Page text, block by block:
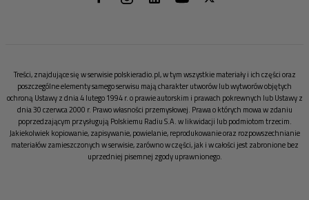
Treści, znajdujące się w serwisie polskieradio.pl, w tym wszystkie materiały i ich części oraz
poszczególne elementy samego serwisu mają charakter utworów lub wytworów objętych
ochroną Ustawy z dnia 4 lutego 1994 r. o prawie autorskim i prawach pokrewnych lub Ustawy z
dnia 30 czerwca 2000 r. Prawo własności przemysłowej. Prawa o których mowa w zdaniu
poprzedzającym przysługują Polskiemu Radiu S.A. w likwidacji lub podmiotom trzecim.
Jakiekolwiek kopiowanie, zapisywanie, powielanie, reprodukowanie oraz rozpowszechnianie
materiałów zamieszczonych w serwisie, zarówno w części, jak i w całości jest zabronione bez
uprzedniej pisemnej zgody uprawnionego.